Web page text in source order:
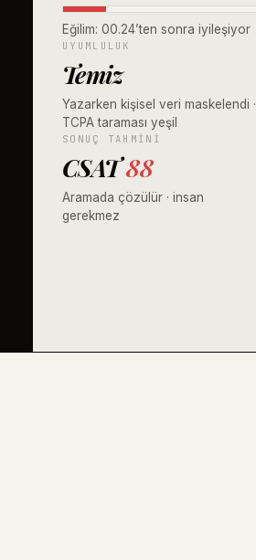
Eğilim: 00.24’ten sonra iyileşiyor
UYUMLULUK
Temiz
Yazarken kişisel veri maskelendi ·
TCPA taraması yeşil
SONUÇ TAHMINI
CSAT88
Aramada çözülür · insan
gerekmez